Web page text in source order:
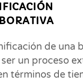
de una
un proceso
términos de